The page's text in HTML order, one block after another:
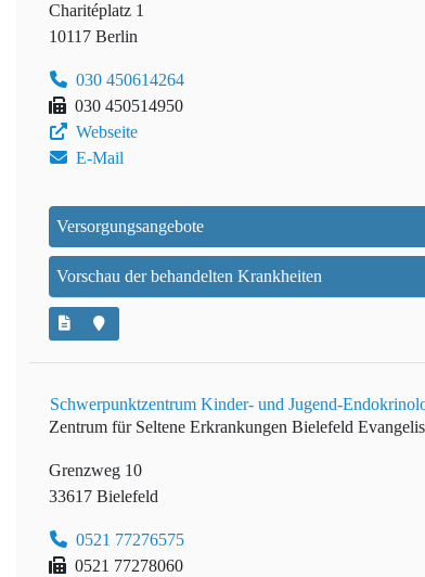
Charitéplatz 1
10117 Berlin
030 450614264
030 450514950
Webseite
E-Mail
Versorgungsangebote
Vorschau der behandelten Krankheiten
Schwerpunktzentrum Kinder- und Jugend-
Zentrum für Seltene Erkrankungen Bielefeld
Grenzweg 10
33617 Bielefeld
0521 77276575
0521 77278060